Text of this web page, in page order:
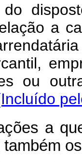
a
ou
a